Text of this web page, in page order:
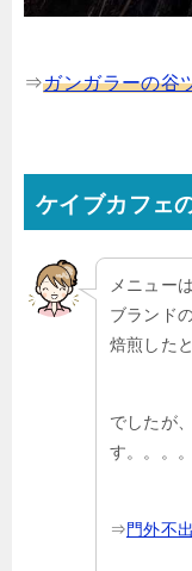
⇒ガンガラーの谷
ケイブカフェ
メニュー
ブランド
焙煎した
でしたが
す。。。。
⇒門外不